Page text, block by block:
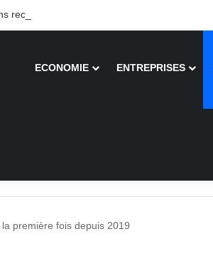
recouvre la vue après une greffe inédite
ECONOMIE ENTREPRISES
première fois depuis 2019